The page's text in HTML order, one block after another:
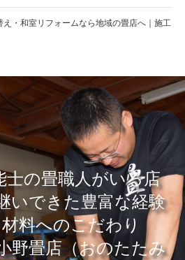
え・和室リフォームなら地域の畳店へ｜施工
士の畳職人がいる店
いできた豊富な経験
料へのこだわり
野畳店（おのたたみ